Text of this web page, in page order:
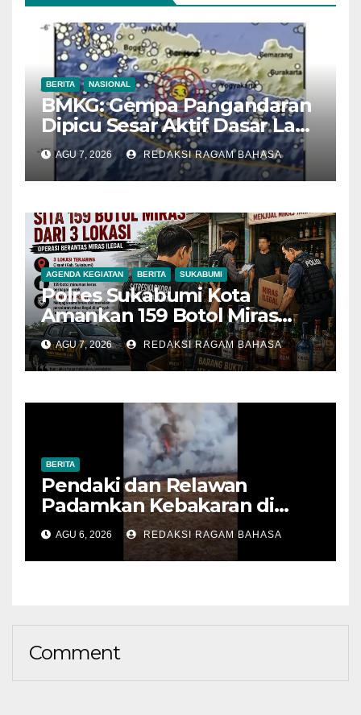
BERITA NASIONAL
BMKG: Gempa Pangandaran
Dipicu Sesar Aktif Dasar Laut,
Getarannya Terasa hingga
Sukabumi
AGU 7, 2026 REDAKSI RAGAM BAHASA
AGENDA KEGIATAN BERITA SUKABUMI
Polres Sukabumi Kota
Amankan 159 Botol Miras
Ilegal dari Tiga Lokasi dalam
Operasi Penyakit Masyarakat
AGU 7, 2026 REDAKSI RAGAM BAHASA
BERITA
Pendaki dan Relawan
Padamkan Kebakaran di
Alun-alun Suryakencana
Sebelum Meluas
AGU 6, 2026 REDAKSI RAGAM BAHASA
Comment